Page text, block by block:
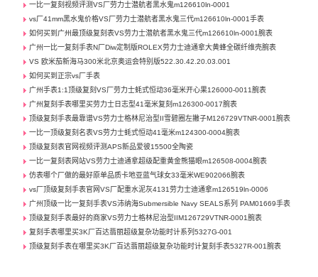
一比一复刻视频评测VS厂劳力士潜航者黑水鬼m126610ln-0001
vs厂41mm黑水鬼价格VS厂劳力士潜航者黑水鬼三代m126610ln-0001手表
如何买到广州最顶级复刻表VS劳力士潜航者黑水鬼三代m126610ln-0001腕表
广州一比一复刻手表N厂Diw定制版ROLEX劳力士迪通拿大黄蜂全碳纤维壳腕表
VS 欧米茄新海马300米北京奥运会特别版522.30.42.20.03.001
如何买到正宗vs厂手表
广州手表1:1顶级复刻VS厂劳力士蚝式恒动36毫米开心果126000-0011腕表
广州复刻手表哪里买劳力士日志型41毫米复刻m126300-0017腕表
顶级复刻手表最靠谱VS劳力士格林尼治型II雪碧圈左撇子M126729VTNR-0001腕表
一比一顶级复刻名表VS劳力士蚝式恒动41毫米m124300-0004腕表
顶级复刻表官网视频评测APS新品爱彼15500全陶瓷
一比一复刻表网站VS劳力士迪通拿超级配重黄金熊猫眼m126508-0004腕表
仿表哪个厂做的最好原单品质卡地亚蓝气球女33毫米WE902066腕表
vs厂顶级复刻手表官网VS厂配重水泥灰4131劳力士迪通拿m126519ln-0006
广州顶级一比一复刻手表VS沛纳海Submersible Navy SEALS系列 PAM01669手表
顶级复刻手表最好的商家VS劳力士格林尼治型IIM126729VTNR-0001腕表
复刻手表哪里买3K厂百达翡丽超级复杂功能时计系列5327G-001
顶级复刻手表在哪里买3K厂百达翡丽超级复杂功能时计复刻手表5327R-001腕表